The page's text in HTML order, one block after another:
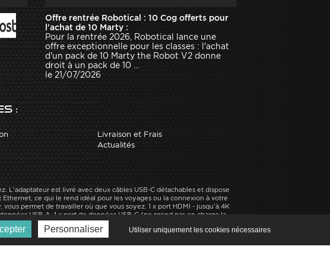
Offre rentrée Robotical : 10 Cog offerts pour
l'achat de 10 Marty :
Pour la rentrée 2026, Robotical lance une
offre exceptionnelle pour les classes : l'achat
d'un pack de 10 Marty the Robot V2 donne
droit à un pack de 10 ...
le 21/07/2026
:
Livraison et Frais
Actualités
est livré avec deux câbles USB-C détachables et dispose
ce qui le rend idéal pour les voyages ou la connexion à votre
permet de travailler où que vous soyez. 1 x port HDMI - jusqu'à 4K
USB-A, 1 x port de données USB-C (ne prend pas en charge la
dans la catégorie [categorieracine] sur Robot Advance, expert en
Personnaliser Utiliser uniquement les cookies nécessaires